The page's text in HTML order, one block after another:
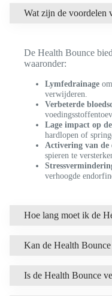
Wat zijn de voordelen
De Health Bounce
waaronder:
Lymfedrainage
verwijderen.
Verbeterde
Lage impact op
hardlopen of
Activering van de
spieren te
verhoogde
Hoe lang moet ik de
Kan de Health
Is de Health Bounce